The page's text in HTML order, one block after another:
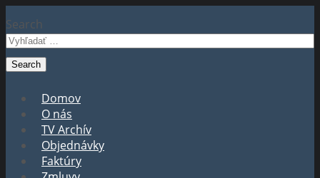
Search
Domov
O nás
TV Archív
Objednávky
Faktúry